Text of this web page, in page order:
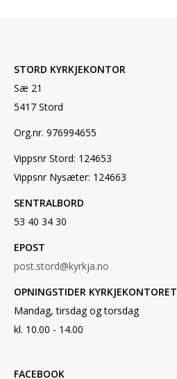
STORD KYRKJEKONTOR
Sæ 21
5417 Stord
Org.nr. 976994655
Vippsnr Stord: 124653
Vippsnr Nysæter: 124663
SENTRALBORD
53 40 34 30
EPOST
post.stord@kyrkja.no
OPNINGSTIDER KYRKJEKONTORET
Mandag, tirsdag og torsdag
kl. 10.00 - 14.00
FACEBOOK